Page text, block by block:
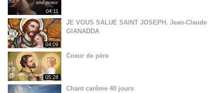
04:11
04:09
JE VOUS SALUE SAINT JOSEPH. Jean-Claude
GIANADDA
05:28
Coeur de père
Chant carême 40 jours